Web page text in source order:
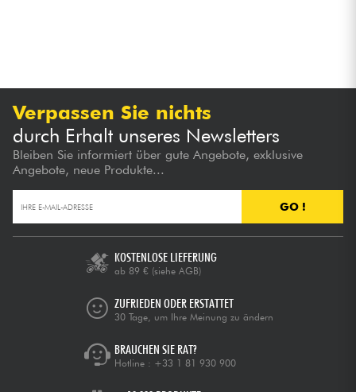
HiFi
Bundle
Verpassen Sie nichts
durch Erhalt unseres Newsletters
Bleiben Sie informiert über gute Angebote, exklusive
Angebote, neue Produkte...
GO !
KOSTENLOSE LIEFERUNG
ab 89 € (siehe AGB)
ZUFRIEDEN ODER ERSTATTET
30 Tage, um Ihre Meinung zu ändern
BRAUCHEN SIE RAT?
Hotline : +33 1 81 930 900